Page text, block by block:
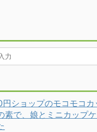
円ショップのモコモコカ
素で、娘とミニカップ